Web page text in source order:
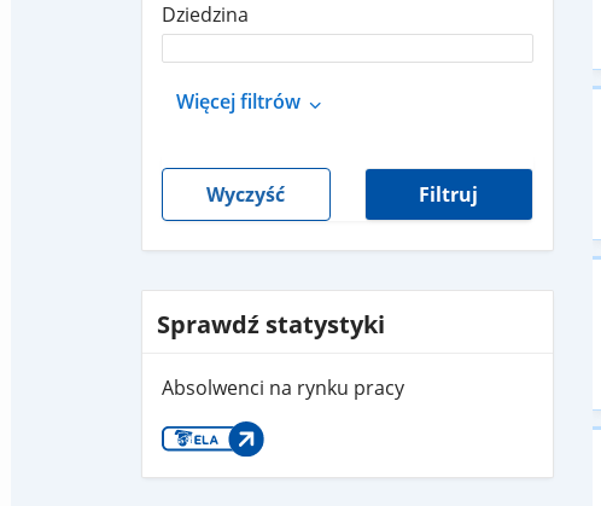
Dziedzina
Więcej filtrów
Wyczyść Filtruj
Sprawdź statystyki
Absolwenci na rynku pracy